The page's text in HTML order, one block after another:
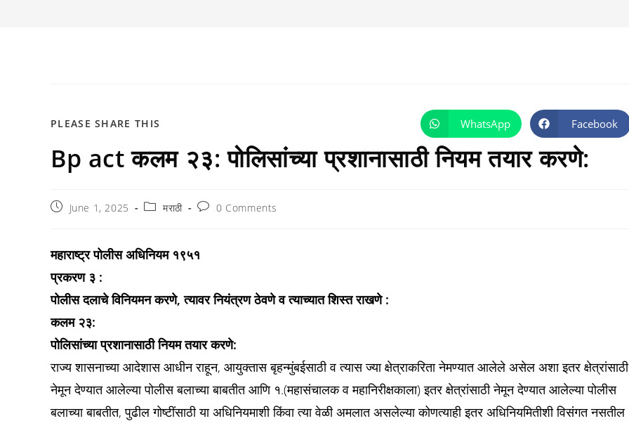
PLEASE SHARE THIS
THIS
Opens
in
new
window
WhatsApp Opens
in
a
new
window
Facebook
Bp act कलम २३: पोलिसांच्या प्रशानासाठी नियम तयार करणे:
PostJune 1, 2025
Postमराठी
Post0 Comments
महाराष्ट्र पोलीस अधिनियम १९५१
प्रकरण ३ :
पोलीस दलाचे विनियमन करणे, त्यावर नियंत्रण ठेवणे व त्याच्यात शिस्त राखणे :
कलम २३:
पोलिसांच्या प्रशानासाठी नियम तयार करणे:
राज्य शासनाच्या आदेशास आधीन राहून, आयुक्तास बृहन्मुंबईसाठी व त्यास ज्या क्षेत्राकरिता नेमण्यात आलेले असेल अशा इतर क्षेत्रांसाठी
नेमून देण्यात आलेल्या पोलीस बलाच्या बाबतीत आणि १.(महासंचालक व महानिरीक्षकाला) इतर क्षेत्रांसाठी नेमून देण्यात आलेल्या पोलीस
बलाच्या बाबतीत, पुढील गोष्टींसाठी या अधिनियमाशी किंवा त्या वेळी अमलात असलेल्या कोणत्याही इतर अधिनियमितीशी विसंगत नसतील